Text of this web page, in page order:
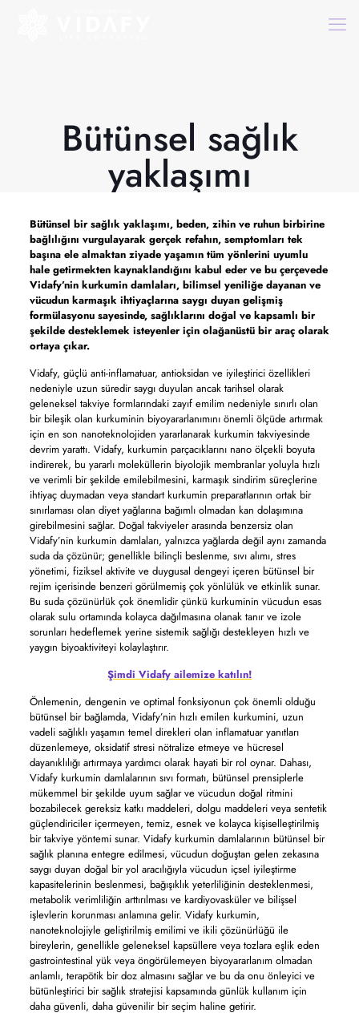
Bütünsel sağlık
yaklaşımı
Bütünsel bir sağlık yaklaşımı, beden, zihin ve ruhun birbirine
bağlılığını vurgulayarak gerçek refahın, semptomları tek
başına ele almaktan ziyade yaşamın tüm yönlerini uyumlu
hale getirmekten kaynaklandığını kabul eder ve bu çerçevede
Vidafy’nin kurkumin damlaları, bilimsel yeniliğe dayanan ve
vücudun karmaşık ihtiyaçlarına saygı duyan gelişmiş
formülasyonu sayesinde, sağlıklarını doğal ve kapsamlı bir
şekilde desteklemek isteyenler için olağanüstü bir araç olarak
ortaya çıkar.
Vidafy, güçlü anti-inflamatuar, antioksidan ve iyileştirici özellikleri
nedeniyle uzun süredir saygı duyulan ancak tarihsel olarak
geleneksel takviye formlarındaki zayıf emilim nedeniyle sınırlı olan
bir bileşik olan kurkuminin biyoyararlanımını önemli ölçüde artırmak
için en son nanoteknolojiden yararlanarak kurkumin takviyesinde
devrim yarattı. Vidafy, kurkumin parçacıklarını nano ölçekli boyuta
indirerek, bu yararlı moleküllerin biyolojik membranlar yoluyla hızlı
ve verimli bir şekilde emilebilmesini, karmaşık sindirim süreçlerine
ihtiyaç duymadan veya standart kurkumin preparatlarının ortak bir
sınırlaması olan diyet yağlarına bağımlı olmadan kan dolaşımına
girebilmesini sağlar. Doğal takviyeler arasında benzersiz olan
Vidafy’nin kurkumin damlaları, yalnızca yağlarda değil aynı zamanda
suda da çözünür; genellikle bilinçli beslenme, sıvı alımı, stres
yönetimi, fiziksel aktivite ve duygusal dengeyi içeren bütünsel bir
rejim içerisinde benzeri görülmemiş çok yönlülük ve etkinlik sunar.
Bu suda çözünürlük çok önemlidir çünkü kurkuminin vücudun esas
olarak sulu ortamında kolayca dağılmasına olanak tanır ve izole
sorunları hedeflemek yerine sistemik sağlığı destekleyen hızlı ve
yaygın biyoaktiviteyi kolaylaştırır.
Şimdi Vidafy ailemize katılın!
Önlemenin, dengenin ve optimal fonksiyonun çok önemli olduğu
bütünsel bir bağlamda, Vidafy’nin hızlı emilen kurkumini, uzun
vadeli sağlıklı yaşamın temel direkleri olan inflamatuar yanıtları
düzenlemeye, oksidatif stresi nötralize etmeye ve hücresel
dayanıklılığı artırmaya yardımcı olarak hayati bir rol oynar. Dahası,
Vidafy kurkumin damlalarının sıvı formatı, bütünsel prensiplerle
mükemmel bir şekilde uyum sağlar ve vücudun doğal ritmini
bozabilecek gereksiz katkı maddeleri, dolgu maddeleri veya sentetik
güçlendiriciler içermeyen, temiz, esnek ve kolayca kişiselleştirilmiş
bir takviye yöntemi sunar. Vidafy kurkumin damlalarının bütünsel bir
sağlık planına entegre edilmesi, vücudun doğuştan gelen zekasına
saygı duyan doğal bir yol aracılığıyla vücudun içsel iyileştirme
kapasitelerinin beslenmesi, bağışıklık yeterliliğinin desteklenmesi,
metabolik verimliliğin arttırılması ve kardiyovasküler ve bilişsel
işlevlerin korunması anlamına gelir. Vidafy kurkumin,
nanoteknolojiyle geliştirilmiş emilimi ve ikili çözünürlüğü ile
bireylerin, genellikle geleneksel kapsüllere veya tozlara eşlik eden
gastrointestinal yük veya öngörülemeyen biyoyararlanım olmadan
anlamlı, terapötik bir doz almasını sağlar ve bu da onu önleyici ve
bütünleştirici bir sağlık stratejisi kapsamında günlük kullanım için
daha güvenli, daha güvenilir bir seçim haline getirir.